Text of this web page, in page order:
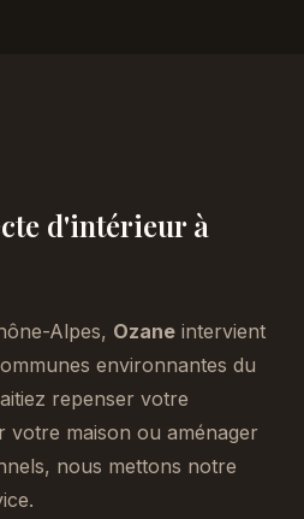
d'intérieur à
Alpes, Ozane intervient
environnantes du
repenser votre
votre maison ou aménager
nous mettons notre